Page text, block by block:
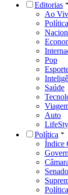
Editorias
Ao
Política
Pop
Saúde
Auto
Política
Índice